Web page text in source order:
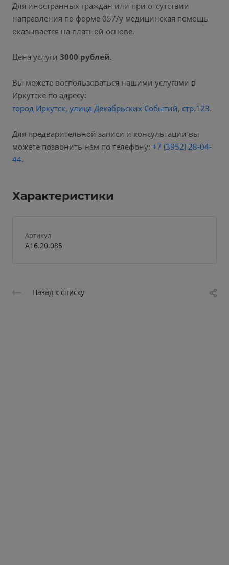
Для иностранных граждан или при отсутствии
направления по форме 057/у медицинская помощь
оказывается на платной основе.
Цена услуги 3000 рублей.
Вы можете воспользоваться нашими услугами в
Иркутске по адресу:
город Иркутск, улица Декабрьских Событий, стр.123.
Для предварительной записи и консультации вы
можете позвонить нам по телефону: +7 (3952) 28-04-
44.
Характеристики
Артикул
А16.20.085
Назад к списку